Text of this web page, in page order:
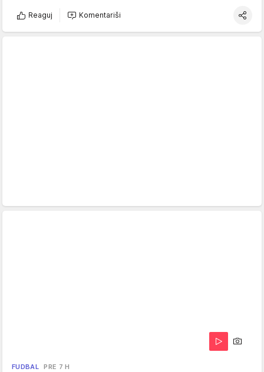
Reaguj Komentariši
FUDBAL PRE 7 H